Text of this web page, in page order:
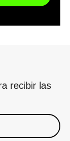
recibir las